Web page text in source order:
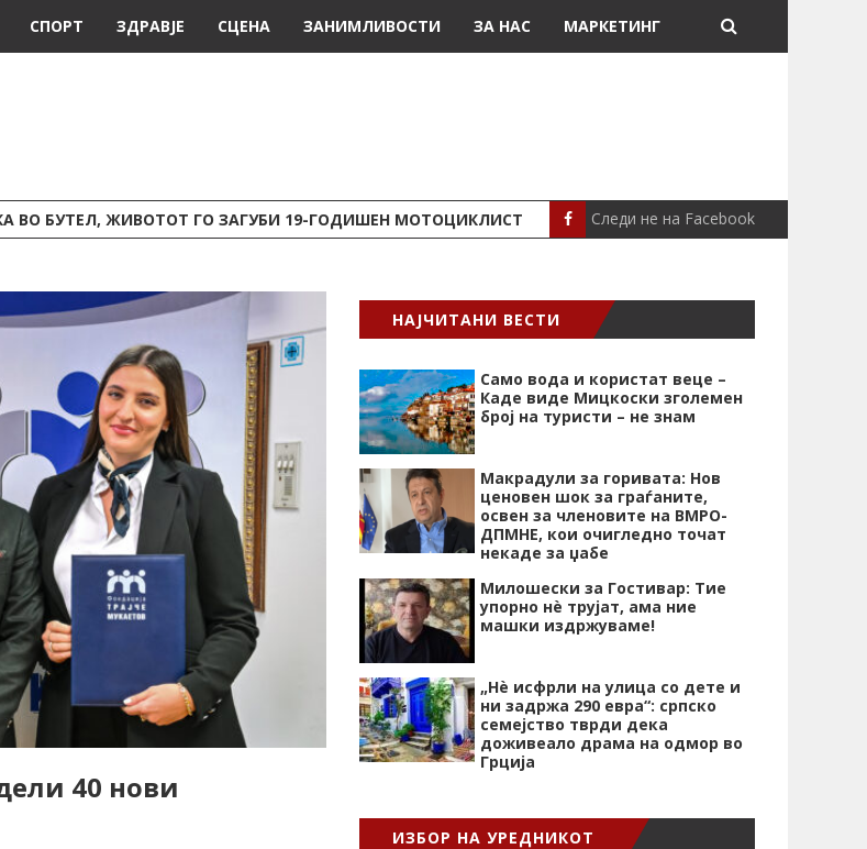
СПОРТ ЗДРАВЈЕ СЦЕНА ЗАНИМЛИВОСТИ ЗА НАС МАРКЕТИНГ
ВО БУТЕЛ, ЖИВОТОТ ГО ЗАГУБИ 19-ГОДИШЕН МОТОЦИКЛИСТ СЦЕНА СЕВЕРИНА ВО
Следи не на Facebook
40 нови
НАЈЧИТАНИ ВЕСТИ
Само вода и користат веце –
Каде виде Мицкоски зголемен
број на туристи – не знам
Макрадули за горивата: Нов
ценовен шок за граѓаните,
освен за членовите на ВМРО-
ДПМНЕ, кои очигледно точат
некаде за џабе
Милошески за Гостивар: Тие
упорно нѐ трујат, ама ние
машки издржуваме!
„Нѐ исфрли на улица со дете и
ни задржа 290 евра“: српско
семејство тврди дека
доживеало драма на одмор во
Грција
ИЗБОР НА УРЕДНИКОТ